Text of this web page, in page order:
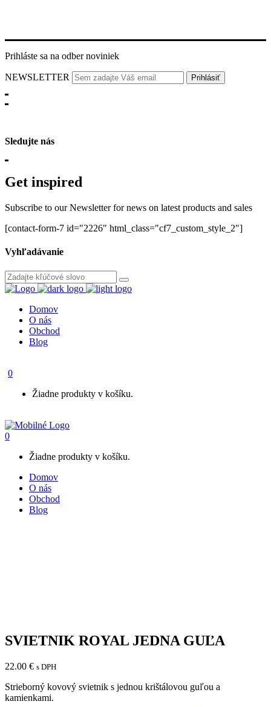
Prihláste sa na odber noviniek
NEWSLETTER
Sledujte nás
Get inspired
Subscribe to our Newsletter for news on latest products and sales
[contact-form-7 id="2226" html_class="cf7_custom_style_2"]
Vyhľadávanie
Domov
O nás
Obchod
Blog
0
Žiadne produkty v košíku.
0
Žiadne produkty v košíku.
Domov
O nás
Obchod
Blog
SVIETNIK ROYAL JEDNA GUĽA
22.00 € s DPH
Strieborný kovový svietnik s jednou krištálovou guľou a
kamienkami.